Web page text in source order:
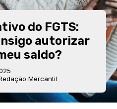
do FGTS:
autorizar
saldo?
Mercantil